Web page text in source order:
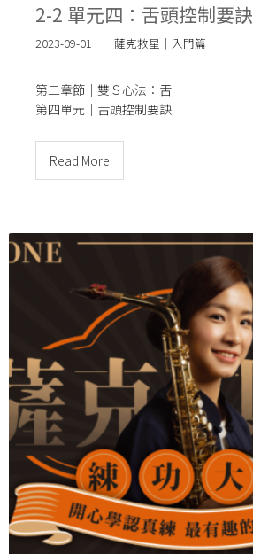
2-2 單元四：舌頭控制要訣
2023-09-01 薩克救星｜入門篇
第二章節｜雙Ｓ心法：舌
第四單元｜ 舌頭控制要訣
Read More